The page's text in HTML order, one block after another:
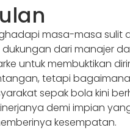
masa-masa sulit
dukungan dari manajer
untuk membuktikan
tetapi
sepak bola kini
demi impian
kesempatan.